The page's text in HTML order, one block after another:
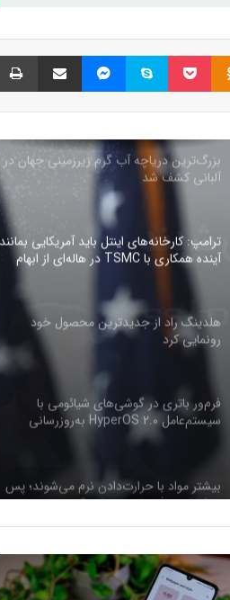
Odnoklassniki پاکت اسکایپ مسنجر اشتراک گذاری با ایمیل
بزرگ‌ترین دریاچه آب گرم زیرزمینی جهان در
ترامپ: کارخانه‌های اینتل باید آمریکایی بمانند؛
آینده همکاری با TSMC در هاله‌ای از ابهام
هلدینگ راد از جدیدترین محصول خود
رونمایی کرد
فرم‌ور باتری در گوشی‌های شیائومی با
سیستم‌عامل HyperOS 2.0 به‌روزرسانی
بیشتر مواد با حرارت‌دادن نرم می‌شوند؛ پس
چرا تخم مرغ سفت می‌شود؟
مایکروسافت پشتیبانی از پردازنده‌های نسل ۱۰
گذاشت؛ پایانی بر عصر کامت‌لیک
نسل جدید مانیتور استودیو دیسپلی اپل سال
۲۰۲۶ از راه می‌رسد؛ گزارش بلومبرگ